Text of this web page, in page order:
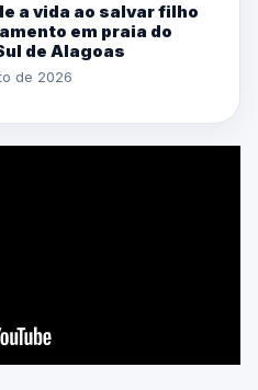
a vida ao salvar filho
em praia do
de Alagoas
de 2026